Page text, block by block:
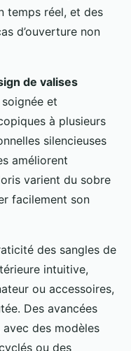
temps réel, et des
d’ouverture non
de valises
et
à plusieurs
silencieuses
améliorent
varient du sobre
facilement son
des sangles de
intuitive,
ou accessoires,
Des avancées
des modèles
ou des